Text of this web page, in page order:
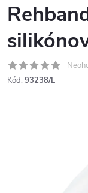
Kód: 93238/L